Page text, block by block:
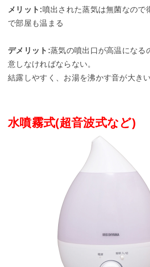
メリット:噴出された蒸気は無菌なので
で部屋も温まる
デメリット:蒸気の噴出口が高温になる
意しなければならない。
結露しやすく、お湯を沸かす音が大きい
水噴霧式(超音波式など)